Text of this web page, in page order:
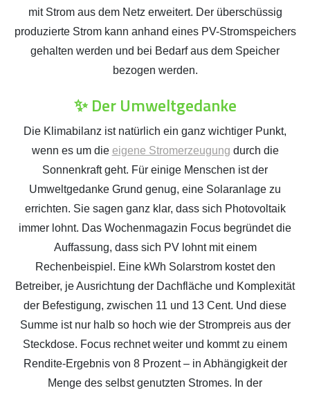
mit Strom aus dem Netz erweitert. Der überschüssig
produzierte Strom kann anhand eines PV-Stromspeichers
gehalten werden und bei Bedarf aus dem Speicher
bezogen werden.
✨ Der Umweltgedanke
Die Klimabilanz ist natürlich ein ganz wichtiger Punkt,
wenn es um die eigene Stromerzeugung durch die
Sonnenkraft geht. Für einige Menschen ist der
Umweltgedanke Grund genug, eine Solaranlage zu
errichten. Sie sagen ganz klar, dass sich Photovoltaik
immer lohnt. Das Wochenmagazin Focus begründet die
Auffassung, dass sich PV lohnt mit einem
Rechenbeispiel. Eine kWh Solarstrom kostet den
Betreiber, je Ausrichtung der Dachfläche und Komplexität
der Befestigung, zwischen 11 und 13 Cent. Und diese
Summe ist nur halb so hoch wie der Strompreis aus der
Steckdose. Focus rechnet weiter und kommt zu einem
Rendite-Ergebnis von 8 Prozent – in Abhängigkeit der
Menge des selbst genutzten Stromes. In der